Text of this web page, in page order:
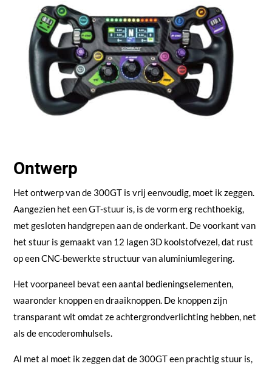
Ontwerp
Het ontwerp van de 300GT is vrij eenvoudig, moet ik zeggen.
Aangezien het een GT-stuur is, is de vorm erg rechthoekig,
met gesloten handgrepen aan de onderkant. De voorkant van
het stuur is gemaakt van 12 lagen 3D koolstofvezel, dat rust
op een CNC-bewerkte structuur van aluminiumlegering.
Het voorpaneel bevat een aantal bedieningselementen,
waaronder knoppen en draaiknoppen. De knoppen zijn
transparant wit omdat ze achtergrondverlichting hebben, net
als de encoderomhulsels.
Al met al moet ik zeggen dat de 300GT een prachtig stuur is,